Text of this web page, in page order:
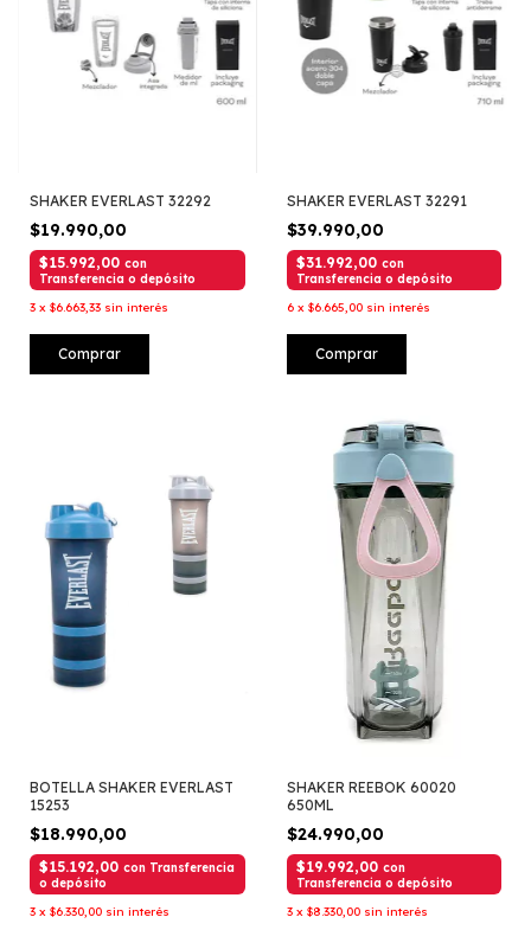
SHAKER EVERLAST 32292
$19.990,00
$15.992,00 con
Transferencia o depósito
3 x $6.663,33 sin interés
Comprar
SHAKER EVERLAST 32291
$39.990,00
$31.992,00 con
Transferencia o depósito
6 x $6.665,00 sin interés
Comprar
BOTELLA SHAKER EVERLAST
15253
$18.990,00
$15.192,00 con Transferencia
o depósito
3 x $6.330,00 sin interés
SHAKER REEBOK 60020
650ML
$24.990,00
$19.992,00 con
Transferencia o depósito
3 x $8.330,00 sin interés